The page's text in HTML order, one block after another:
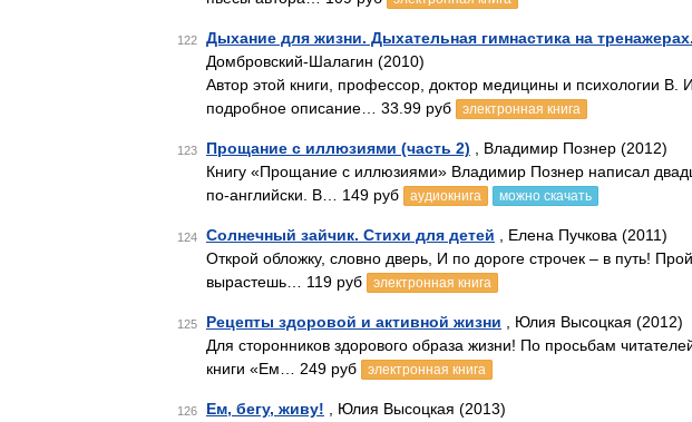
122 Дыхание для жизни. Дыхательная гимнастика на
Домбровский-Шалагин (2010)
Автор этой книги, профессор, доктор медицины и психологии В.
подробное описание… 33.99 руб
электронная книга
123 Прощание с иллюзиями (часть 2) , Владимир Познер (2012)
Книгу «Прощание с иллюзиями» Владимир Познер написал
по-английски. В… 149 руб
аудиокнига можно скачать
124 Солнечный зайчик. Стихи для детей , Елена Пучкова (2011)
Открой обложку, словно дверь, И по дороге строчек – в путь!
вырастешь… 119 руб
электронная книга
125 Рецепты здоровой и активной жизни , Юлия Высоцкая (2012)
Для сторонников здорового образа жизни! По просьбам
книги «Ем… 249 руб
электронная книга
126 Ем, бегу, живу! , Юлия Высоцкая (2013)